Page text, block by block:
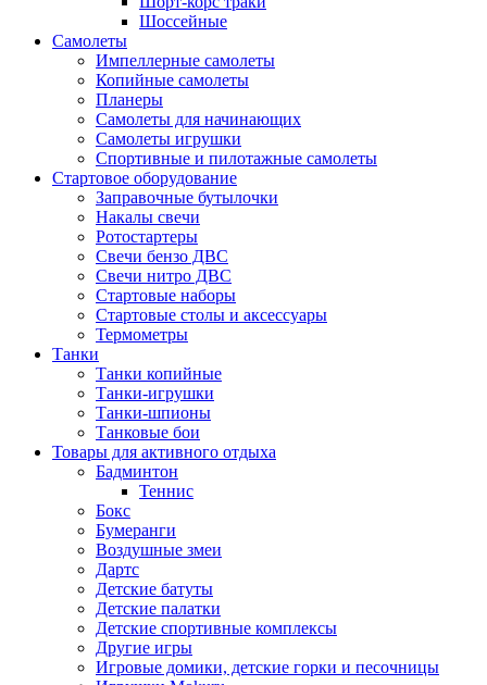
Шоссейные
Самолеты
Импеллерные самолеты
Копийные самолеты
Планеры
Самолеты для начинающих
Самолеты игрушки
Спортивные и пилотажные самолеты
Стартовое оборудование
Заправочные бутылочки
Накалы свечи
Ротостартеры
Свечи бензо ДВС
Свечи нитро ДВС
Стартовые наборы
Стартовые столы и аксессуары
Термометры
Танки
Танки копийные
Танки-игрушки
Танки-шпионы
Танковые бои
Товары для активного отдыха
Бадминтон
Теннис
Бокс
Бумеранги
Воздушные змеи
Дартс
Детские батуты
Детские палатки
Детские спортивные комплексы
Другие игры
Игровые домики, детские горки и песочницы